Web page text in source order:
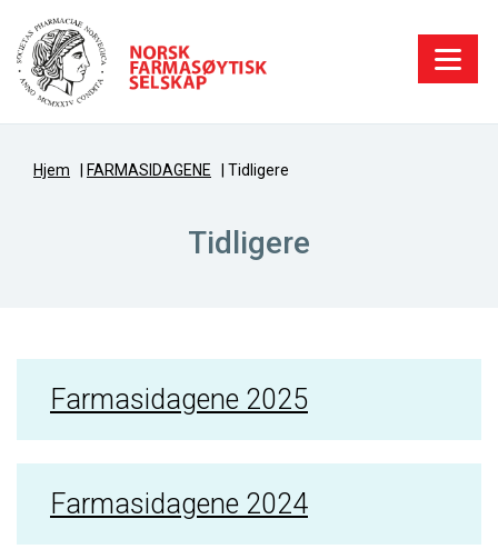
Hjem FARMASIDAGENE Tidligere
Tidligere
Farmasidagene 2025
Farmasidagene 2024